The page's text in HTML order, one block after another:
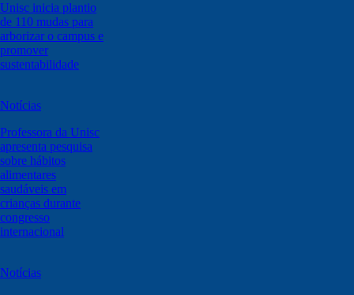
Unisc inicia plantio
de 110 mudas para
arborizar o campus e
promover
sustentabilidade
Notícias
Professora da Unisc
apresenta pesquisa
sobre hábitos
alimentares
saudáveis em
crianças durante
congresso
internacional
Notícias